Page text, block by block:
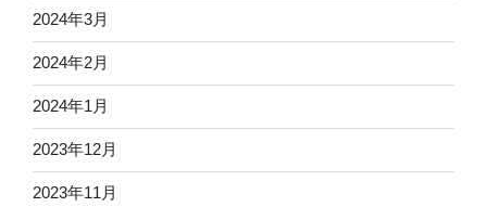
2024年3月
2024年2月
2024年1月
2023年12月
2023年11月